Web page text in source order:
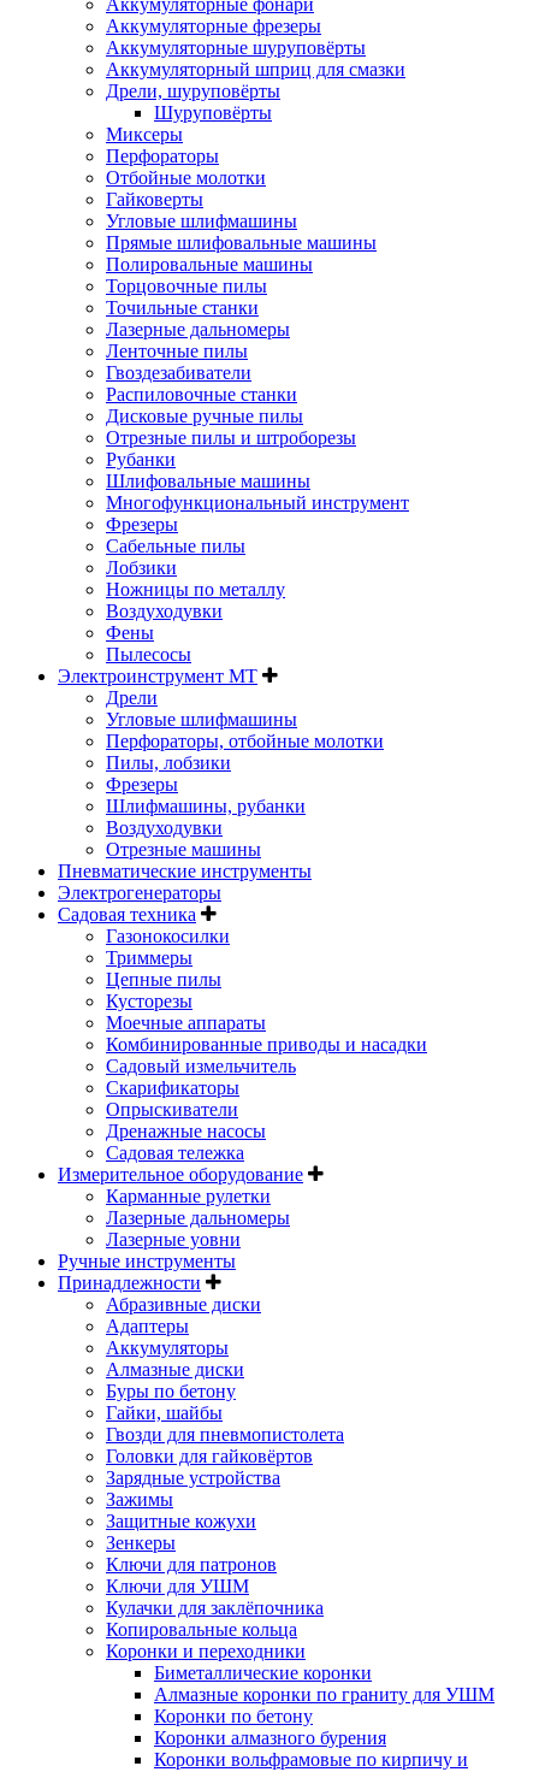
Аккумуляторные фонари
Аккумуляторные фрезеры
Аккумуляторные шуруповёрты
Аккумуляторный шприц для смазки
Дрели, шуруповёрты
Шуруповёрты
Миксеры
Перфораторы
Отбойные молотки
Гайковерты
Угловые шлифмашины
Прямые шлифовальные машины
Полировальные машины
Торцовочные пилы
Точильные станки
Лазерные дальномеры
Ленточные пилы
Гвоздезабиватели
Распиловочные станки
Дисковые ручные пилы
Отрезные пилы и штроборезы
Рубанки
Шлифовальные машины
Многофункциональный инструмент
Фрезеры
Сабельные пилы
Лобзики
Ножницы по металлу
Воздуходувки
Фены
Пылесосы
Электроинструмент MT
Дрели
Угловые шлифмашины
Перфораторы, отбойные молотки
Пилы, лобзики
Фрезеры
Шлифмашины, рубанки
Воздуходувки
Отрезные машины
Пневматические инструменты
Электрогенераторы
Садовая техника
Газонокосилки
Триммеры
Цепные пилы
Кусторезы
Моечные аппараты
Комбинированные приводы и насадки
Садовый измельчитель
Скарификаторы
Опрыскиватели
Дренажные насосы
Садовая тележка
Измерительное оборудование
Карманные рулетки
Лазерные дальномеры
Лазерные уовни
Ручные инструменты
Принадлежности
Абразивные диски
Адаптеры
Аккумуляторы
Алмазные диски
Буры по бетону
Гайки, шайбы
Гвозди для пневмопистолета
Головки для гайковёртов
Зарядные устройства
Зажимы
Защитные кожухи
Зенкеры
Ключи для патронов
Ключи для УШМ
Кулачки для заклёпочника
Копировальные кольца
Коронки и переходники
Биметаллические коронки
Алмазные коронки по граниту для УШМ
Коронки по бетону
Коронки алмазного бурения
Коронки вольфрамовые по кирпичу и